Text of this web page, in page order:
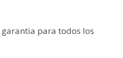
para todos los